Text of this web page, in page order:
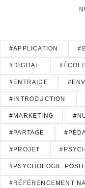
#APPLICATION
#DIGITAL
#ENTRAIDE
#INTRODUCTION
#MARKETING
#PARTAGE
#PROJET
#PSYCHOLOGIE
#RÉFÉRENCEMENT